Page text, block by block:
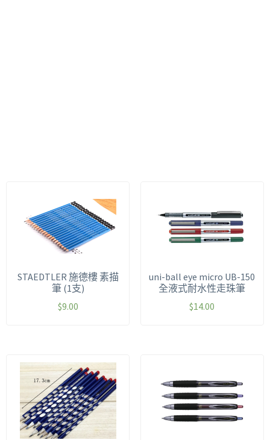
STAEDTLER 施德樓 素描
筆 (1支)
$9.00
uni-ball eye micro UB-150
全液式耐水性走珠筆
$14.00